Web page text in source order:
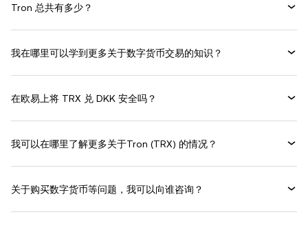
Tron 总共有多少？
我在哪里可以学到更多关于数字货币交易的知识？
在欧易上将 TRX 兑 DKK 安全吗？
我可以在哪里了解更多关于Tron (TRX) 的情况？
关于购买数字货币等问题，我可以向谁咨询？